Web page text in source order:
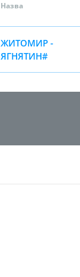
Назва
ЖИТОМИР -
ЯГНЯТИН#